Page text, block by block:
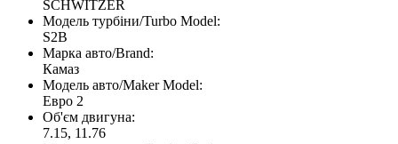
SCHWITZER
Модель турбіни/Turbo Model:
S2B
Марка авто/Brand:
Камаз
Модель авто/Maker Model:
Евро 2
Об'єм двигуна:
7.15, 11.76